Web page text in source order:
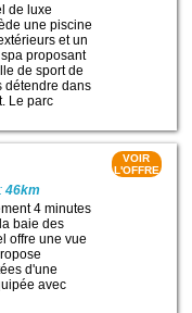
de luxe
une piscine
et un
proposant
de sport de
détendre dans
Le parc
46km
4 minutes
baie des
offre une vue
d'une
avec
VOIR
L'OFFRE